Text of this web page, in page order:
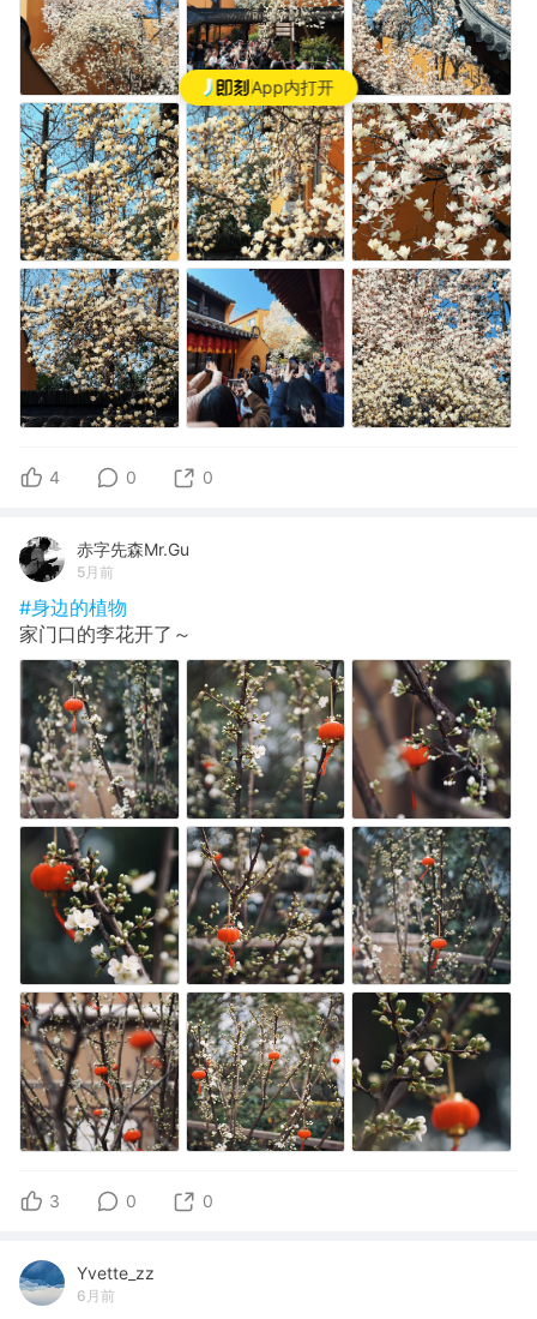
App内打开
4 0 0
赤字先森Mr.Gu
5月前
#身边的植物
家门口的李花开了～
3 0 0
Yvette_zz
6月前